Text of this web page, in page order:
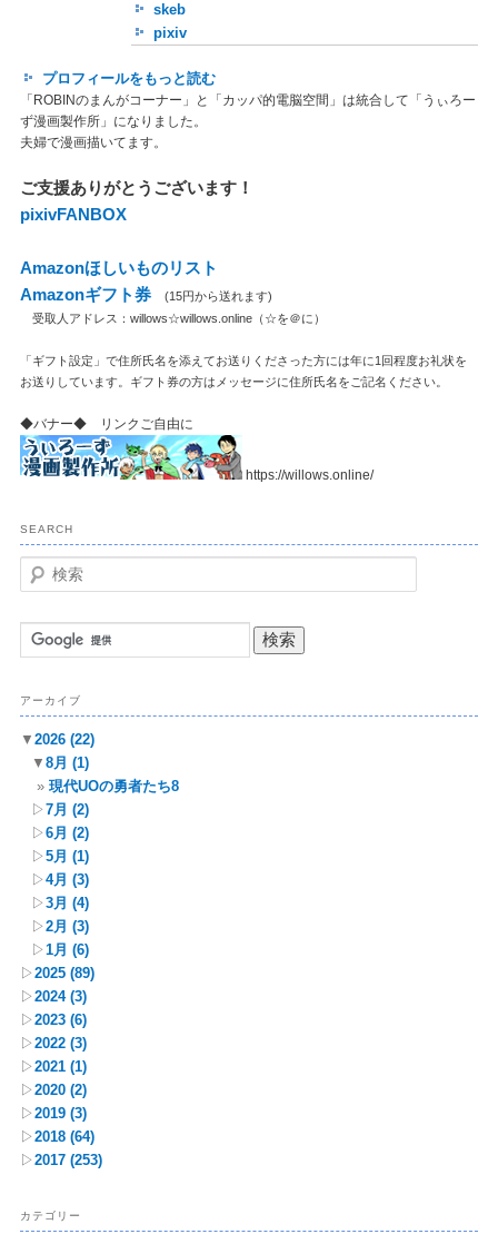
skeb
pixiv
プロフィールをもっと読む
「ROBINのまんがコーナー」と「カッパ的電脳空間」は統合して「うぃろー
ず漫画製作所」になりました。
夫婦で漫画描いてます。
ご支援ありがとうございます！
pixivFANBOX
Amazonほしいものリスト
Amazonギフト券
(15円から送れます)
受取人アドレス：willows☆willows.online（☆を＠に）
「ギフト設定」で住所氏名を添えてお送りくださった方には年に1回程度お礼状を
お送りしています。ギフト券の方はメッセージに住所氏名をご記名ください。
◆バナー◆ リンクご自由に
https://willows.online/
SEARCH
検
索
アーカイブ
▼ 2026 (22)
▼ 8月 (1)
現代UOの勇者たち8
▷7月 (2)
▷6月 (2)
▷5月 (1)
▷4月 (3)
▷3月 (4)
▷2月 (3)
▷1月 (6)
▷2025 (89)
▷2024 (3)
▷2023 (6)
▷2022 (3)
▷2021 (1)
▷2020 (2)
▷2019 (3)
▷2018 (64)
▷2017 (253)
カテゴリー